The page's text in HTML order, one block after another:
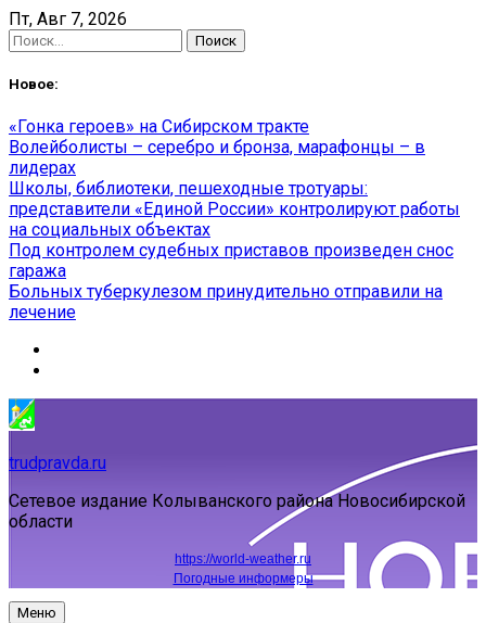
Skip
to
content
Пт, Авг 7, 2026
Найти:
Новое:
«Гонка героев» на Сибирском тракте
Волейболисты – серебро и бронза, марафонцы – в
лидерах
Школы, библиотеки, пешеходные тротуары:
представители «Единой России» контролируют работы
на социальных объектах
Под контролем судебных приставов произведен снос
гаража
Больных туберкулезом принудительно отправили на
лечение
trudpravda.ru
Сетевое издание Колыванского района Новосибирской
области
https://world-weather.ru
Погодные информеры
Меню